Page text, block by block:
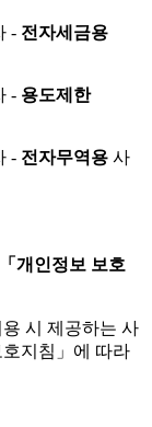
- 전자세금용
- 용도제한
- 전자무역용 사
「개인정보 보호
시 제공하는 사
지침」에 따라